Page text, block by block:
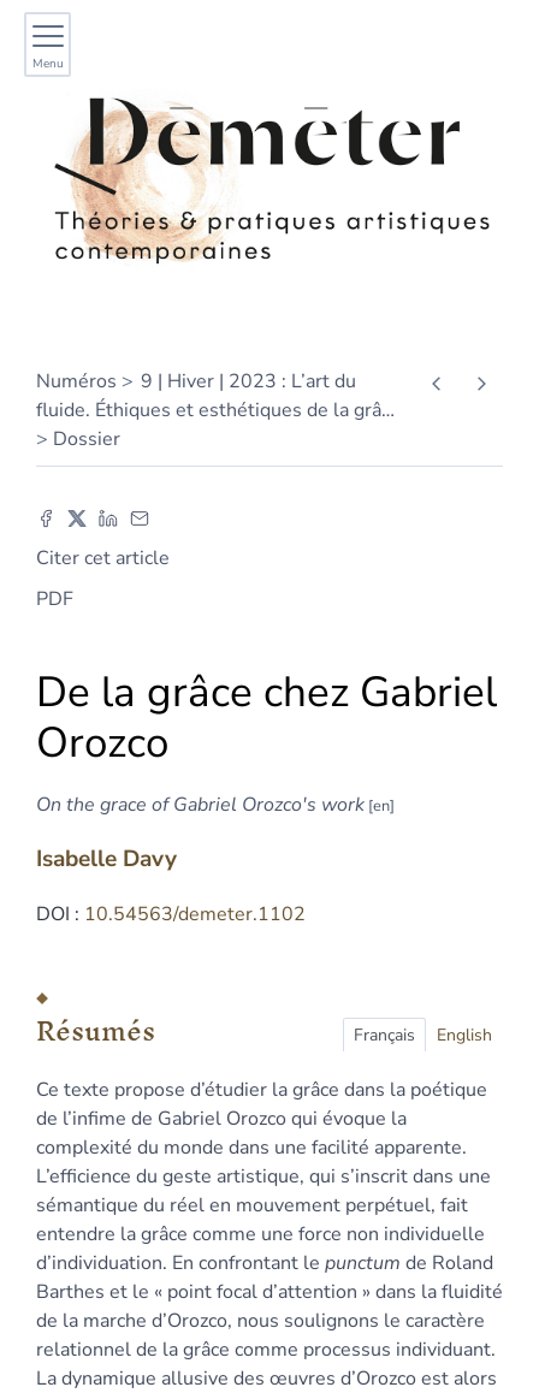
Menu
Numéros
9 | Hiver | 2023 : L’art du
fluide. Éthiques et esthétiques de la grâ…
Dossier
Citer cet article
PDF
De la grâce chez Gabriel
Orozco
On the grace of Gabriel Orozco's work
Isabelle Davy
DOI : 10.54563/demeter.1102
Index
Plan
Bibliographie
Notes
Illustrations
Citer cet article
Auteur
Résumés Français English
Ce texte propose d’étudier la grâce dans la poétique
de l’infime de Gabriel Orozco qui évoque la
complexité du monde dans une facilité apparente.
L’efficience du geste artistique, qui s’inscrit dans une
sémantique du réel en mouvement perpétuel, fait
entendre la grâce comme une force non individuelle
d’individuation. En confrontant le punctum de Roland
Barthes et le « point focal d’attention » dans la fluidité
de la marche d’Orozco, nous soulignons le caractère
relationnel de la grâce comme processus individuant.
La dynamique allusive des œuvres d’Orozco est alors